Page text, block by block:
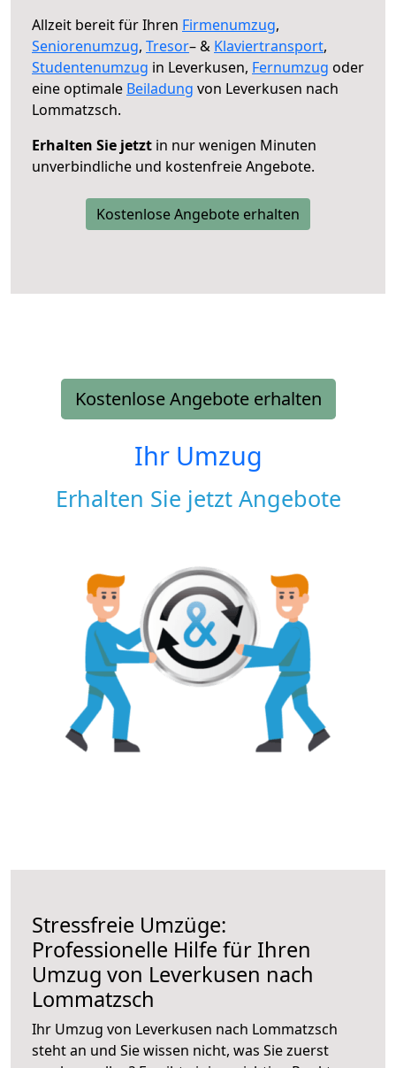
Allzeit bereit für Ihren Firmenumzug,
Seniorenumzug, Tresor– & Klaviertransport,
Studentenumzug in Leverkusen, Fernumzug oder
eine optimale Beiladung von Leverkusen nach
Lommatzsch.
Erhalten Sie jetzt in nur wenigen Minuten
unverbindliche und kostenfreie Angebote.
Kostenlose Angebote erhalten
Kostenlose Angebote erhalten
Ihr Umzug
Erhalten Sie jetzt Angebote
Stressfreie Umzüge:
Professionelle Hilfe für Ihren
Umzug von Leverkusen nach
Lommatzsch
Ihr Umzug von Leverkusen nach Lommatzsch
steht an und Sie wissen nicht, was Sie zuerst